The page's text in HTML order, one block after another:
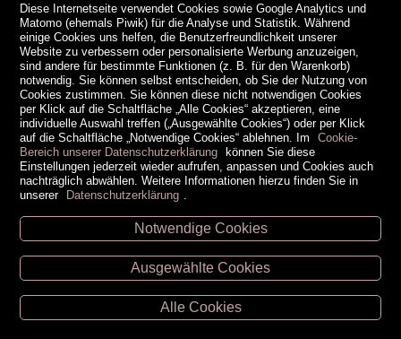
Unsere Öffnungszeiten
Retz -02942/20433
Hollabrunn -02952/30057
Eggenburg -02984/3836
Diese Internetseite verwendet Cookies sowie Google Analytics und
Matomo (ehemals Piwik) für die Analyse und Statistik. Während
einige Cookies uns helfen, die Benutzerfreundlichkeit unserer
Website zu verbessern oder personalisierte Werbung anzuzeigen,
sind andere für bestimmte Funktionen (z. B. für den Warenkorb)
notwendig. Sie können selbst entscheiden, ob Sie der Nutzung von
Cookies zustimmen. Sie können diese nicht notwendigen Cookies
per Klick auf die Schaltfläche „Alle Cookies“ akzeptieren, eine
individuelle Auswahl treffen („Ausgewählte Cookies“) oder per Klick
auf die Schaltfläche „Notwendige Cookies“ ablehnen. Im
Cookie-
Bereich unserer Datenschutzerklärung können Sie diese
Einstellungen jederzeit wieder aufrufen, anpassen und Cookies auch
nachträglich abwählen. Weitere Informationen hierzu finden Sie in
unserer Datenschutzerklärung
Notwendige Cookies
Ausgewählte Cookies
Alle Cookies